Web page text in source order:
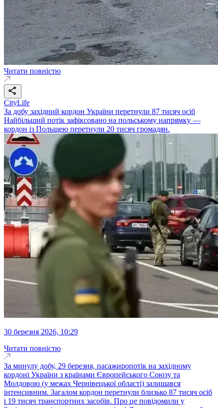
Читати повністю
CityLife
За добу західний кордон України перетнули 87 тисяч осіб
Найбільший потік зафіксовано на польському напрямку —
кордон із Польщею перетнули 20 тисяч громадян.
30 березня 2026, 10:29
Читати повністю
За минулу добу, 29 березня, пасажиропотік на західному
кордоні України з країнами Європейського Союзу та
Молдовою (у межах Чернівецької області) залишався
інтенсивним. Загалом кордон перетнули близько 87 тисяч осіб
і 19 тисяч транспортних засобів. Про це повідомили у